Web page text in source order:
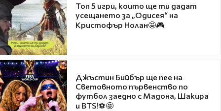
Топ 5 игри, които ще ти дадат
усещането за „Одисея“ на
Кристофър Нолан🤩🎮
Джъстин Бийбър ще пее на
Световното първенство по
футбол заедно с Мадона, Шакира
и BTS!⚽🤩